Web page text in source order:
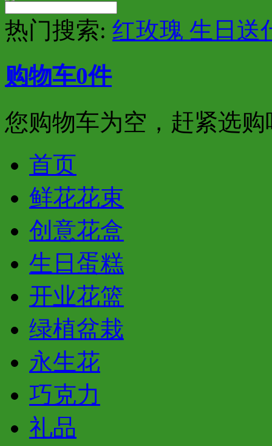
热门搜索: 红玫瑰 生日送
购物车0件
您购物车为空，赶紧选购
首页
鲜花花束
创意花盒
生日蛋糕
开业花篮
绿植盆栽
永生花
巧克力
礼品